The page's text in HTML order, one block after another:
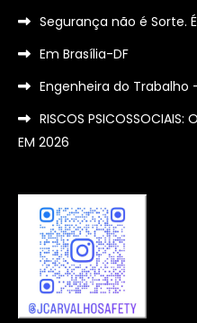
Segurança não é Sorte.
Em Brasília-DF
Engenheira do Trabalho
RISCOS PSICOSSOCIAIS:
EM 2026